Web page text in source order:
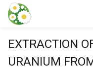
本文に飛ぶ
EXTRACTION
URANIUM